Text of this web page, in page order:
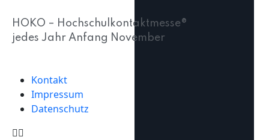
HOKO – Hochschulkontaktmesse®
jedes Jahr Anfang November
Kontakt
Impressum
Datenschutz